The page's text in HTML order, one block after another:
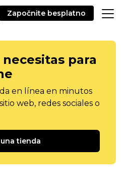
Započnite besplatno
para
en línea en minutos
web, redes sociales o
una tienda